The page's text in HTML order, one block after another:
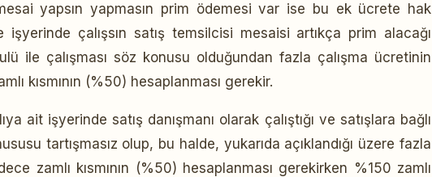
yapsın yapmasın prim ödemesi var ise bu ek ücrete hak
çalışsın satış temsilcisi mesaisi artıkça prim alacağı
ile çalışması söz konusu olduğundan fazla çalışma ücretinin
kısmının (%50) hesaplanması gerekir.
ait işyerinde satış danışmanı olarak çalıştığı ve satışlara bağlı
tartışmasız olup, bu halde, yukarıda açıklandığı üzere fazla
zamlı kısmının (%50) hesaplanması gerekirken %150 zamlı